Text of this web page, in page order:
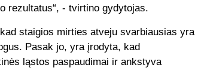
rezultatus“, - tvirtino gydytojas.
staigios mirties atveju svarbiausias yra
Pasak jo, yra įrodyta, kad
ląstos paspaudimai ir ankstyva